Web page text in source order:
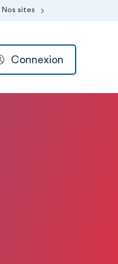
Nos sites
Connexion